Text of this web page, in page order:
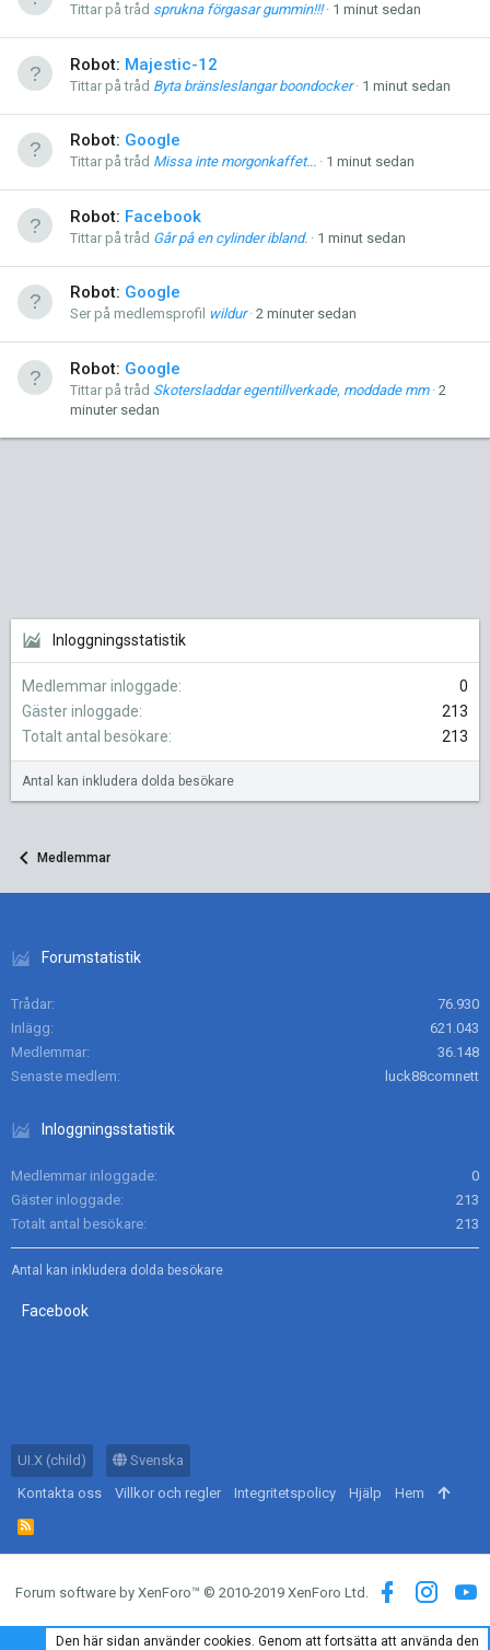
Tittar på tråd sprukna förgasar gummin!!! 1 minut sedan
Robot: Majestic-12
Tittar på tråd Byta bränsleslangar boondocker 1 minut sedan
Robot: Google
Tittar på tråd Missa inte morgonkaffet... 1 minut sedan
Robot: Facebook
Tittar på tråd Går på en cylinder ibland. 1 minut sedan
Robot: Google
Ser på medlemsprofil wildur 2 minuter sedan
Robot: Google
Tittar på tråd Skotersladdar egentillverkade, moddade mm 2
minuter sedan
Inloggningsstatistik
Medlemmar inloggade
0
Gäster inloggade
213
Totalt antal besökare
213
Antal kan inkludera dolda besökare
Medlemmar
Forumstatistik
Trådar
76.930
Inlägg
621.043
Medlemmar
36.148
Senaste medlem
luck88comnett
Inloggningsstatistik
Medlemmar inloggade
0
Gäster inloggade
213
Totalt antal besökare
213
Antal kan inkludera dolda besökare
Facebook
UI.X (child)
Svenska
Kontakta oss
Villkor och regler Integritetspolicy Hjälp Hem
R
S
S
Forum software by XenForo™ © 2010-2019 XenForo Ltd.
Den här sidan använder cookies. Genom att fortsätta att använda den